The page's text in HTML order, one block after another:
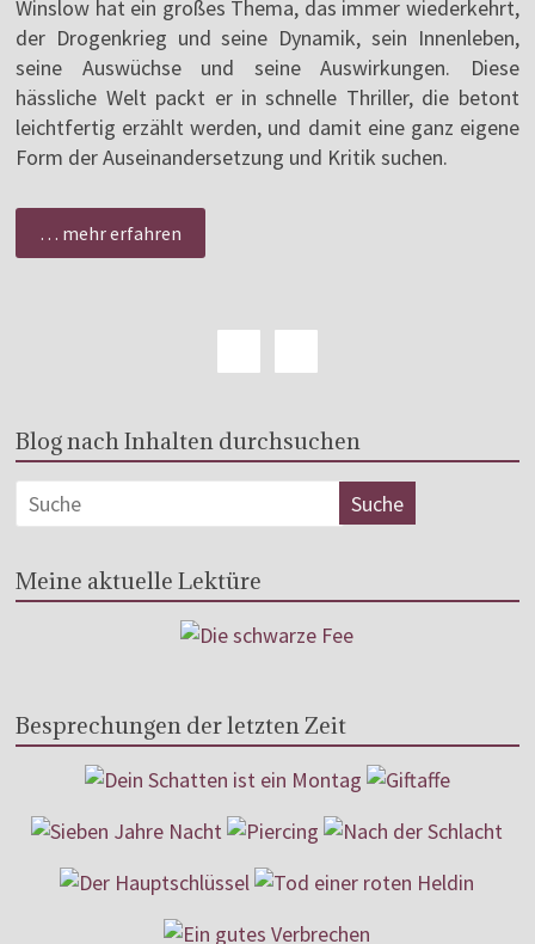
Winslow hat ein großes Thema, das immer wiederkehrt,
der Drogenkrieg und seine Dynamik, sein Innenleben,
seine Auswüchse und seine Auswirkungen. Diese
hässliche Welt packt er in schnelle Thriller, die betont
leichtfertig erzählt werden, und damit eine ganz eigene
Form der Auseinandersetzung und Kritik suchen.
… mehr erfahren
Blog nach Inhalten durchsuchen
Meine aktuelle Lektüre
Besprechungen der letzten Zeit